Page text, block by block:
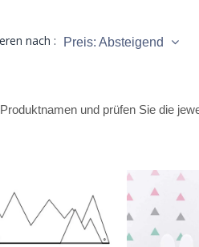
nach : Preis: Absteigend
und prüfen Sie die